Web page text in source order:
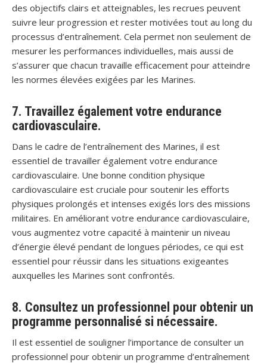
des objectifs clairs et atteignables, les recrues peuvent
suivre leur progression et rester motivées tout au long du
processus d’entraînement. Cela permet non seulement de
mesurer les performances individuelles, mais aussi de
s’assurer que chacun travaille efficacement pour atteindre
les normes élevées exigées par les Marines.
7. Travaillez également votre endurance
cardiovasculaire.
Dans le cadre de l’entraînement des Marines, il est
essentiel de travailler également votre endurance
cardiovasculaire. Une bonne condition physique
cardiovasculaire est cruciale pour soutenir les efforts
physiques prolongés et intenses exigés lors des missions
militaires. En améliorant votre endurance cardiovasculaire,
vous augmentez votre capacité à maintenir un niveau
d’énergie élevé pendant de longues périodes, ce qui est
essentiel pour réussir dans les situations exigeantes
auxquelles les Marines sont confrontés.
8. Consultez un professionnel pour obtenir un
programme personnalisé si nécessaire.
Il est essentiel de souligner l’importance de consulter un
professionnel pour obtenir un programme d’entraînement